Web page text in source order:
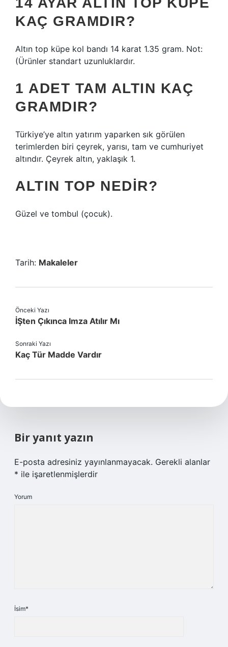
KAÇ GRAMDIR?
Altın top küpe kol bandı 14 karat 1.35 gram. Not:
(Ürünler standart uzunluklardır.
1 ADET TAM ALTIN KAÇ
GRAMDIR?
Türkiye’ye altın yatırım yaparken sık görülen
terimlerden biri çeyrek, yarısı, tam ve cumhuriyet
altındır. Çeyrek altın, yaklaşık 1.
ALTIN TOP NEDIR?
Güzel ve tombul (çocuk).
Tarih: Makaleler
Önceki Yazı
İŞten Çıkınca Imza Atılır Mı
Sonraki Yazı
Kaç Tür Madde Vardır
Bir yanıt yazın
E-posta adresiniz yayınlanmayacak. Gerekli alanlar
* ile işaretlenmişlerdir
Yorum
İsim*